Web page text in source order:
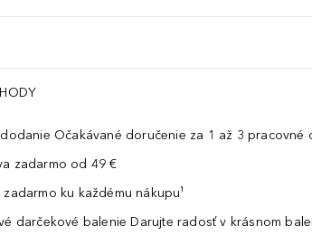
Očakávané doručenie za 1 až 3 pracovné
zadarmo od 49 €
ku každému nákupu¹
darčekové balenie Darujte radosť v krásnom